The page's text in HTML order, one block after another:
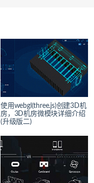
使用webgl(three.js)创建3D机
房，3D机房微模块详细介绍
(升级版二)